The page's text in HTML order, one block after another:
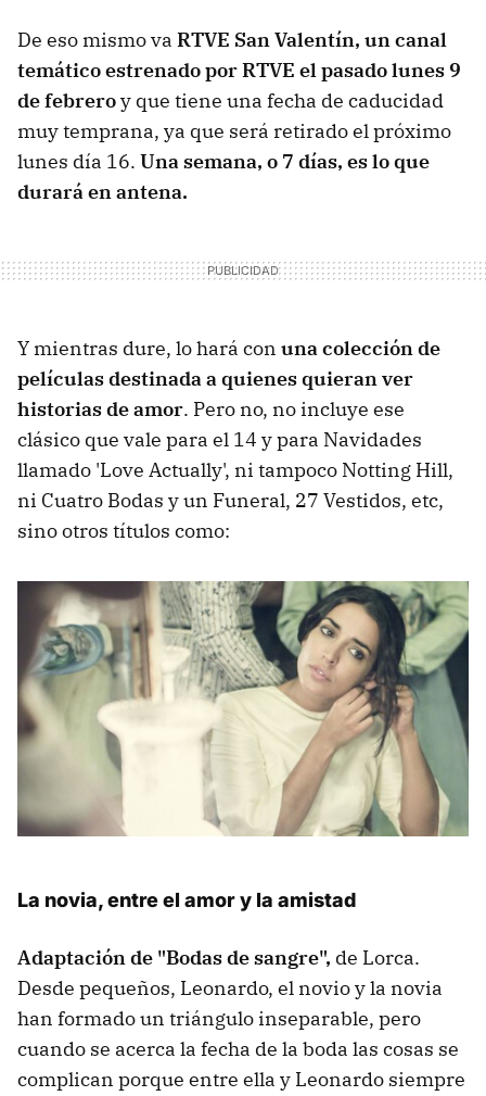
De eso mismo va RTVE San Valentín, un canal
temático estrenado por RTVE el pasado lunes 9
de febreroy que tiene una fecha de caducidad
muy temprana, ya que será retirado el próximo
lunes día 16. Una semana, o 7 días, es lo que
durará en antena.
Y mientras dure, lo hará con una colección de
películas destinada a quienes quieran ver
historias de amor. Pero no, no incluye ese
clásico que vale para el 14 y para Navidades
llamado 'Love Actually', ni tampoco Notting Hill,
ni Cuatro Bodas y un Funeral, 27 Vestidos, etc,
sino otros títulos como:
La novia, entre el amor y la amistad
Adaptación de "Bodas de sangre", de Lorca.
Desde pequeños, Leonardo, el novio y la novia
han formado un triángulo inseparable, pero
cuando se acerca la fecha de la boda las cosas se
complican porque entre ella y Leonardo siempre